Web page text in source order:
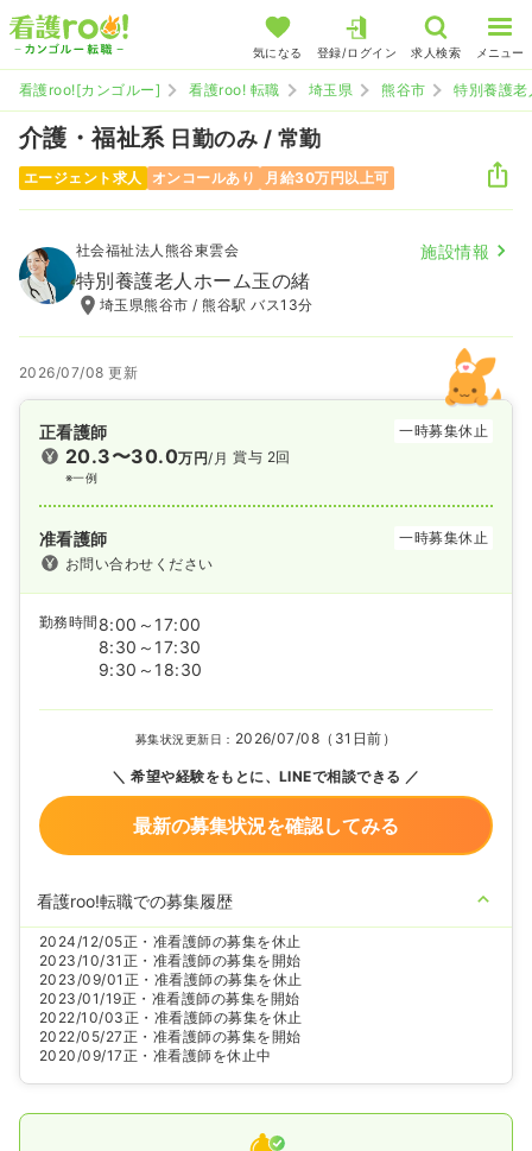
気になる 登録/ログイン 求人検索 メニュー
看護roo![カンゴルー] 看護roo! 転職 埼玉県 熊谷市 特別養護
介護・福祉系 日勤のみ / 常勤
エージェント求人 オンコールあり 月給30万円以上可
社会福祉法人熊谷東雲会 施設情報
特別養護老人ホーム玉の緒
埼玉県熊谷市 / 熊谷駅 バス13分
2026/07/08 更新
正看護師 一時募集休止
20.3〜30.0万円/月
※一例
賞与 2回
准看護師
一時募集休止
お問い合わせください
勤務時間 8:00～17:00
8:30～17:30
9:30～18:30
募集状況更新日： 2026/07/08（31日前）
希望や経験をもとに、LINEで相談できる
最新の募集状況を確認してみる
看護roo!転職での募集履歴
2024/12/05正・准看護師の募集を休止
2023/10/31 正・准看護師の募集を開始
2023/09/01 正・准看護師の募集を休止
2023/01/19正・准看護師の募集を開始
2022/10/03正・准看護師の募集を休止
2022/05/27正・准看護師の募集を開始
2020/09/17正・准看護師を休止中